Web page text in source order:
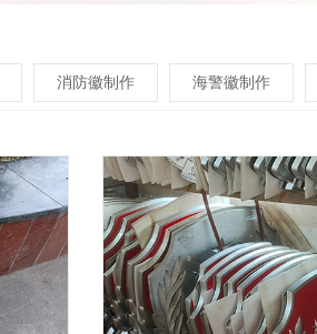
消防徽制作 海警徽制作